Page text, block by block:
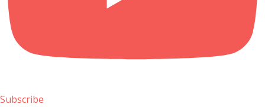
Subscribe